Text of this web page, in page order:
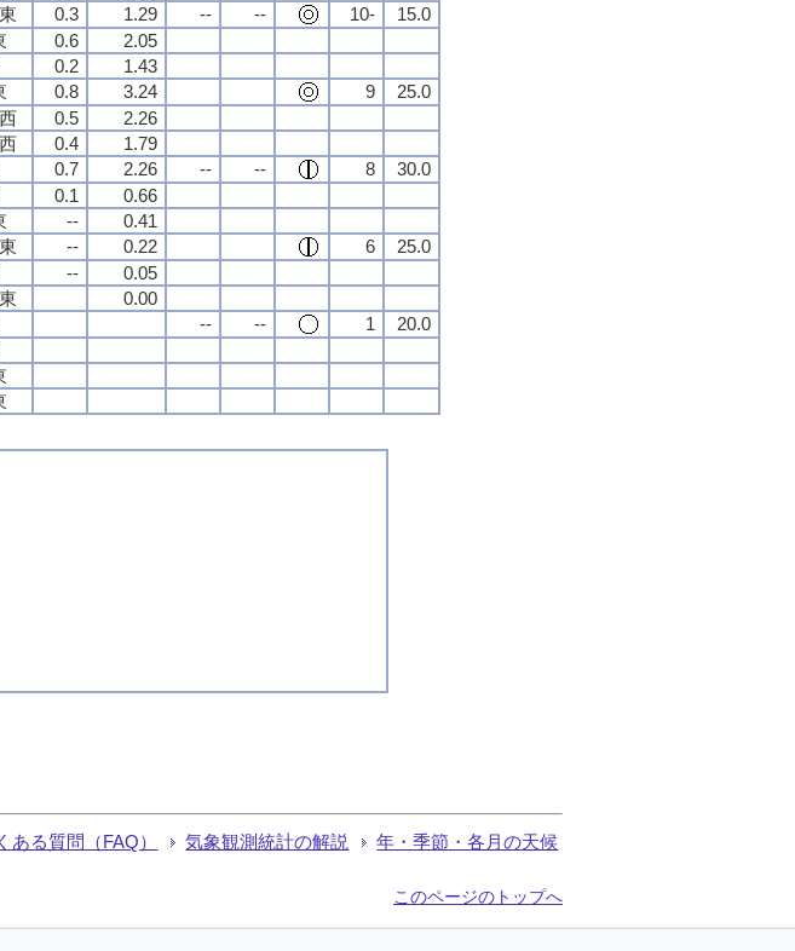
0.3 1.29 -- -- 10-
15.0
0.6
2.05
0.2
1.43
0.8 3.24 9
25.0
0.5
2.26
0.4
1.79
0.7 2.26 -- -- 8
30.0
0.1
0.66
--
0.41
-- 0.22 6
25.0
--
0.05
0.00
-- -- 1
20.0
ある質問（FAQ） 気象観測統計の解説 年・季節・各月の天候
このページのトップへ